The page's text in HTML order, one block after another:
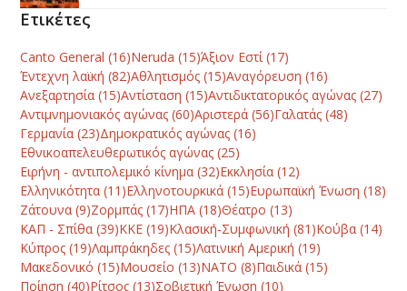
Ετικέτες
Canto General (16)Neruda (15)Άξιον Εστί(17)
Έντεχνη λαϊκή (82)Αθλητισμός (15)Αναγόρευση (16)
Ανεξαρτησία (15)Αντίσταση (15)Αντιδικτατορικός αγώνας (27)
Αντιμνημονιακός αγώνας (60)Αριστερά (56)Γαλατάς (48)
Γερμανία (23)Δημοκρατικός αγώνας (16)
Εθνικοαπελευθερωτικός αγώνας (25)
Ειρήνη - αντιπολεμικό κίνημα (32)Εκκλησία (12)
Ελληνικότητα (11)Ελληνοτουρκικά (15)Ευρωπαϊκή Ένωση (18)
Ζάτουνα (9)Ζορμπάς (17)ΗΠΑ (18)Θέατρο (13)
ΚΑΠ - Σπίθα (39)ΚΚΕ (19)Κλασική-Συμφωνική (81)Κούβα (14)
Κύπρος (19)Λαμπράκηδες (15)Λατινική Αμερική (19)
Μακεδονικό (15)Μουσείο (13)ΝΑΤΟ (8)Παιδικά (15)
Ποίηση (40)Ρίτσος (13)Σοβιετική Ένωση (10)